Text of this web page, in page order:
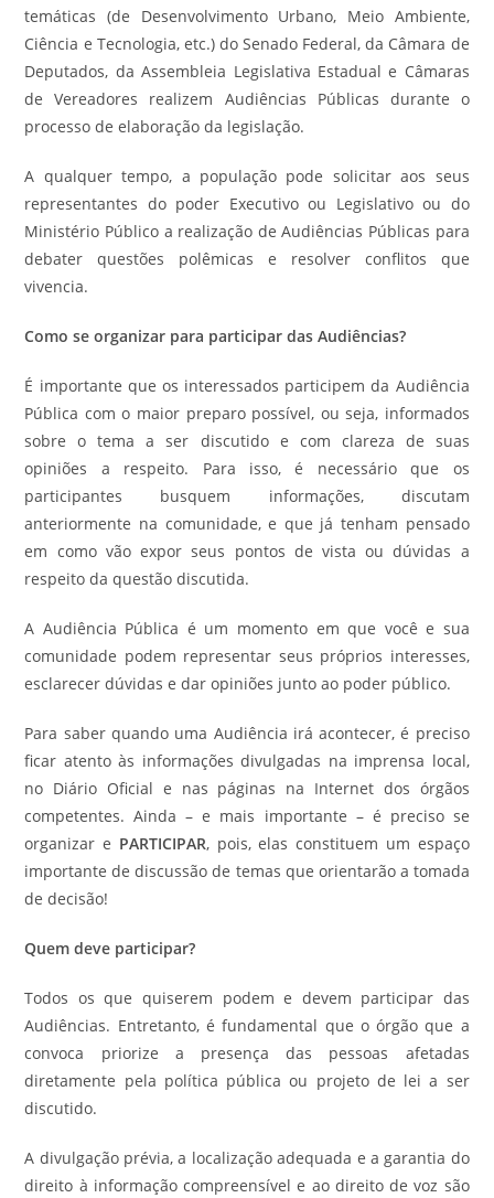
temáticas (de Desenvolvimento Urbano, Meio Ambiente,
Ciência e Tecnologia, etc.) do Senado Federal, da Câmara de
Deputados, da Assembleia Legislativa Estadual e Câmaras
de Vereadores realizem Audiências Públicas durante o
processo de elaboração da legislação.
A qualquer tempo, a população pode solicitar aos seus
representantes do poder Executivo ou Legislativo ou do
Ministério Público a realização de Audiências Públicas para
debater questões polêmicas e resolver conflitos que
vivencia.
Como se organizar para participar das Audiências?
É importante que os interessados participem da Audiência
Pública com o maior preparo possível, ou seja, informados
sobre o tema a ser discutido e com clareza de suas
opiniões a respeito. Para isso, é necessário que os
participantes busquem informações, discutam
anteriormente na comunidade, e que já tenham pensado
em como vão expor seus pontos de vista ou dúvidas a
respeito da questão discutida.
A Audiência Pública é um momento em que você e sua
comunidade podem representar seus próprios interesses,
esclarecer dúvidas e dar opiniões junto ao poder público.
Para saber quando uma Audiência irá acontecer, é preciso
ficar atento às informações divulgadas na imprensa local,
no Diário Oficial e nas páginas na Internet dos órgãos
competentes. Ainda – e mais importante – é preciso se
organizar e PARTICIPAR, pois, elas constituem um espaço
importante de discussão de temas que orientarão a tomada
de decisão!
Quem deve participar?
Todos os que quiserem podem e devem participar das
Audiências. Entretanto, é fundamental que o órgão que a
convoca priorize a presença das pessoas afetadas
diretamente pela política pública ou projeto de lei a ser
discutido.
A divulgação prévia, a localização adequada e a garantia do
direito à informação compreensível e ao direito de voz são